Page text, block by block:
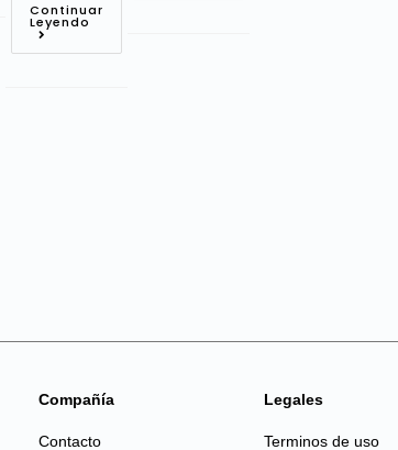
Continuar
Leyendo
Compañía
Contacto
Legales
Terminos de uso